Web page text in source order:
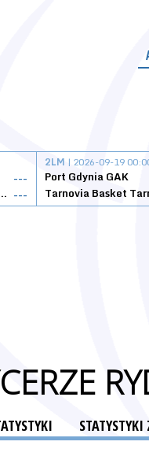
---
Inowrocław ---
2LM | 2026-09-19
Port Gdynia GAK